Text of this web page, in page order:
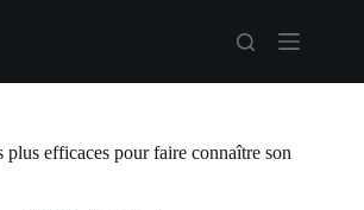
plus efficaces pour faire connaître son